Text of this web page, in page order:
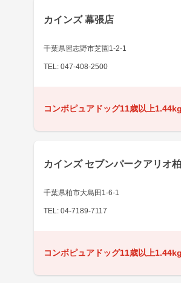
カインズ 幕張店
千葉県習志野市芝園1-2-1
TEL: 047-408-2500
コンボピュアドッグ11歳以上1.44kg
カインズ セブンパークアリオ
千葉県柏市大島田1-6-1
TEL: 04-7189-7117
コンボピュアドッグ11歳以上1.44kg